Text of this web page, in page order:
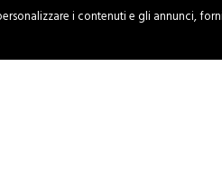
HOME
i contenuti e gli annunci,